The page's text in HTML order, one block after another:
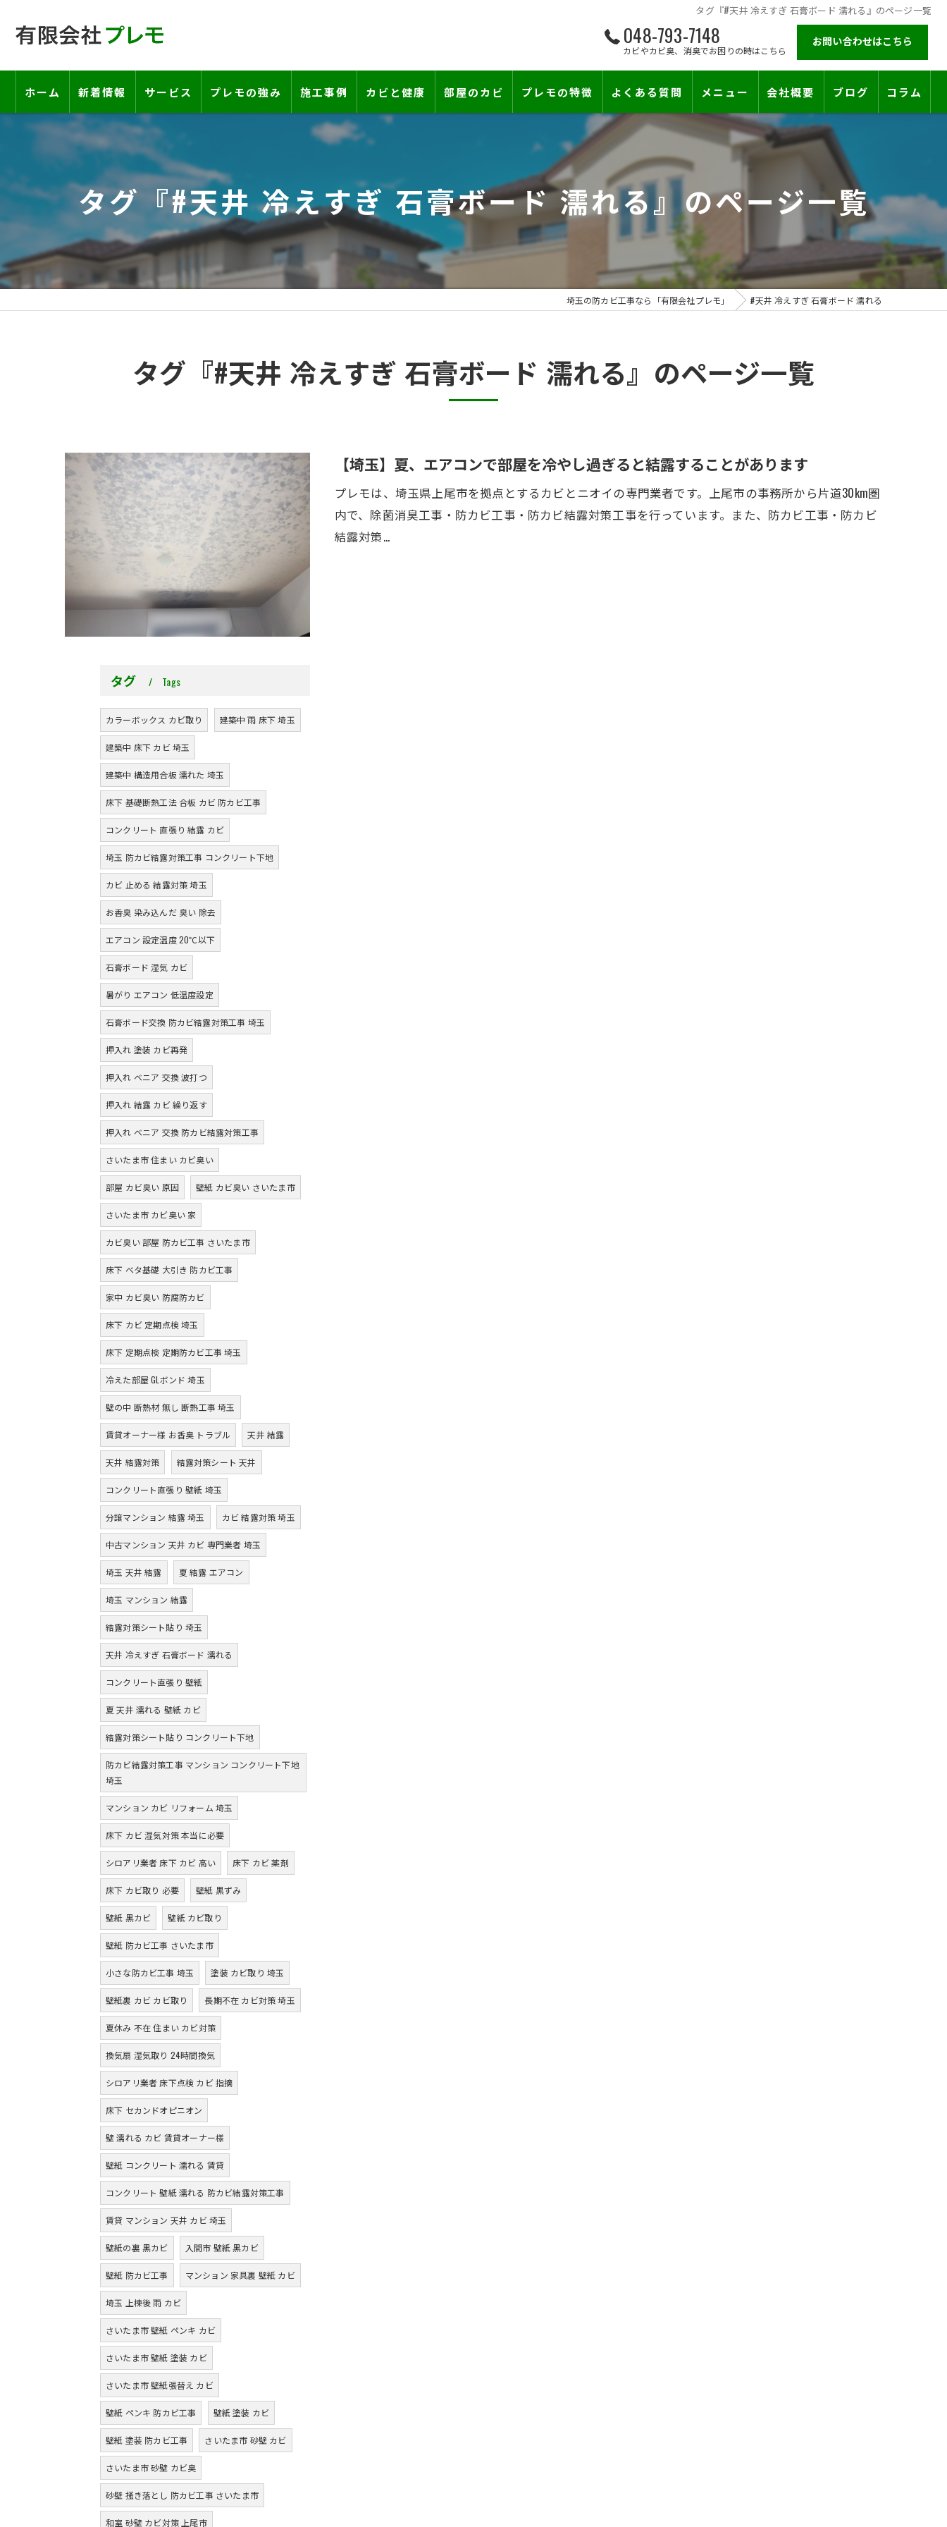
タグ『#天井 冷えすぎ 石膏ボード 濡れる』のページ一覧
048-793-7148
カビやカビ臭、消臭でお困りの時はこちら
お問い合わせはこちら
ホーム 新着情報 サービス
工事の流れ―契約書・保証書について―
お客様の声
プレモの強み 施工事例 カビと健康 部屋のカビ
壁紙下地防カビ工事
壁紙カビ・壁紙下地のカビ
カビと結露対策
カビ臭い部屋
砂壁・珪藻土のカビ
プレモの特徴
床下のカビ
建築中のカビ
漏水事故のカビ
雨漏りによるカビ
コンクリートのカビ
部屋の除菌消臭
よくある質問 メニュー 会社概要
施工対応エリア
ブログ コラム
タグ『#天井 冷えすぎ 石膏ボード 濡れる』のページ一覧
埼玉の防カビ工事なら「有限会社プレモ」 #天井 冷えすぎ 石膏ボード 濡れる
タグ『#天井 冷えすぎ 石膏ボード 濡れる』のページ一覧
【埼玉】夏、エアコンで部屋を冷やし過ぎると結露することがあります
プレモは、埼玉県上尾市を拠点とするカビとニオイの専門業者です。上尾市の事務所から片道30km圏
内で、除菌消臭工事・防カビ工事・防カビ結露対策工事を行っています。また、防カビ工事・防カビ
結露対策…
タグ Tags
カラーボックス カビ取り 建築中 雨 床下 埼玉
建築中 床下 カビ 埼玉
建築中 構造用合板 濡れた 埼玉
床下 基礎断熱工法 合板 カビ 防カビ工事
コンクリート 直張り 結露 カビ
埼玉 防カビ結露対策工事 コンクリート下地
カビ 止める 結露対策 埼玉
お香臭 染み込んだ 臭い 除去
エアコン 設定温度 20℃以下
石膏ボード 湿気 カビ
暑がり エアコン 低温度設定
石膏ボード交換 防カビ結露対策工事 埼玉
押入れ 塗装 カビ再発
押入れ ベニア 交換 波打つ
押入れ 結露 カビ 繰り返す
押入れ ベニア 交換 防カビ結露対策工事
さいたま市 住まい カビ臭い
部屋 カビ臭い 原因 壁紙 カビ臭い さいたま市
さいたま市 カビ臭い 家
カビ臭い 部屋 防カビ工事 さいたま市
床下 ベタ基礎 大引き 防カビ工事
家中 カビ臭い 防腐防カビ
床下 カビ 定期点検 埼玉
床下 定期点検 定期防カビ工事 埼玉
冷えた部屋 GLボンド 埼玉
壁の中 断熱材 無し 断熱工事 埼玉
賃貸オーナー様 お香臭 トラブル 天井 結露
天井 結露対策 結露対策シート 天井
コンクリート直張り 壁紙 埼玉
分譲マンション 結露 埼玉 カビ 結露対策 埼玉
中古マンション 天井 カビ 専門業者 埼玉
埼玉 天井 結露 夏 結露 エアコン
埼玉 マンション 結露
結露対策シート貼り 埼玉
天井 冷えすぎ 石膏ボード 濡れる
コンクリート直張り 壁紙
夏 天井 濡れる 壁紙 カビ
結露対策シート貼り コンクリート下地
防カビ結露対策工事 マンション コンクリート下地
埼玉
マンション カビ リフォーム 埼玉
床下 カビ 湿気対策 本当に必要
シロアリ業者 床下 カビ 高い 床下 カビ 薬剤
床下 カビ取り 必要 壁紙 黒ずみ
壁紙 黒カビ 壁紙 カビ取り
壁紙 防カビ工事 さいたま市
小さな防カビ工事 埼玉 塗装 カビ取り 埼玉
壁紙裏 カビ カビ取り 長期不在 カビ対策 埼玉
夏休み 不在 住まい カビ対策
換気扇 湿気取り 24時間換気
シロアリ業者 床下点検 カビ 指摘
床下 セカンドオピニオン
壁 濡れる カビ 賃貸オーナー様
壁紙 コンクリート 濡れる 賃貸
コンクリート 壁紙 濡れる 防カビ結露対策工事
賃貸 マンション 天井 カビ 埼玉
壁紙の裏 黒カビ 入間市 壁紙 黒カビ
壁紙 防カビ工事 マンション 家具裏 壁紙 カビ
埼玉 上棟後 雨 カビ
さいたま市 壁紙 ペンキ カビ
さいたま市 壁紙 塗装 カビ
さいたま市 壁紙張替え カビ
壁紙 ペンキ 防カビ工事 壁紙 塗装 カビ
壁紙 塗装 防カビ工事 さいたま市 砂壁 カビ
さいたま市 砂壁 カビ臭
砂壁 掻き落とし 防カビ工事 さいたま市
和室 砂壁 カビ対策 上尾市